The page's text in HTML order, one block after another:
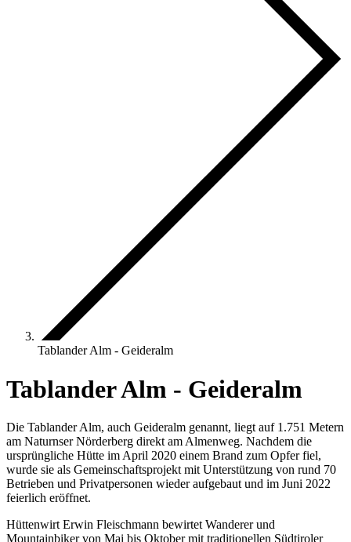
Tablander Alm - Geideralm
Tablander Alm - Geideralm
Die Tablander Alm, auch Geideralm genannt, liegt auf 1.751 Metern
am Naturnser Nörderberg direkt am Almenweg. Nachdem die
ursprüngliche Hütte im April 2020 einem Brand zum Opfer fiel,
wurde sie als Gemeinschaftsprojekt mit Unterstützung von rund 70
Betrieben und Privatpersonen wieder aufgebaut und im Juni 2022
feierlich eröffnet.
Hüttenwirt Erwin Fleischmann bewirtet Wanderer und
Mountainbiker von Mai bis Oktober mit traditionellen Südtiroler